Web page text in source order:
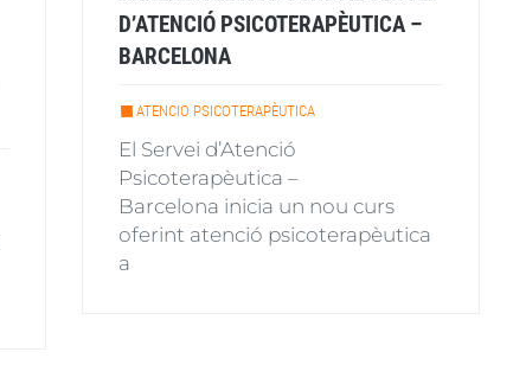
D’ATENCIÓ PSICOTERAPÈUTICA –
BARCELONA
ATENCIO PSICOTERAPÈUTICA
El Servei d’Atenció
Psicoterapèutica –
Barcelona inicia un nou curs
oferint atenció psicoterapèutica
a